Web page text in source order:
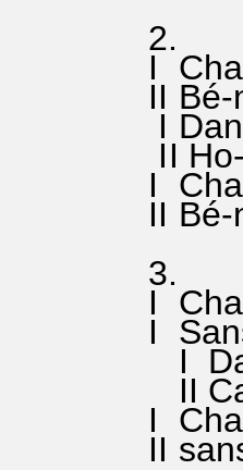
2.
I
II
I
II
I
II Bé-
3.
I
I
I
II
I
II